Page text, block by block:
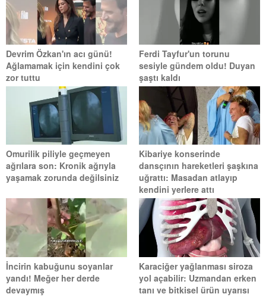
Devrim Özkan'ın acı günü!
Ağlamamak için kendini çok
zor tuttu
Ferdi Tayfur'un torunu
sesiyle gündem oldu! Duyan
şaştı kaldı
Omurilik piliyle geçmeyen
ağrılara son: Kronik ağrıyla
yaşamak zorunda değilsiniz
Kibariye konserinde
dansçının hareketleri şaşkına
uğrattı: Masadan atlayıp
kendini yerlere attı
İncirin kabuğunu soyanlar
yandı! Meğer her derde
devaymış
Karaciğer yağlanması siroza
yol açabilir: Uzmandan erken
tanı ve bitkisel ürün uyarısı